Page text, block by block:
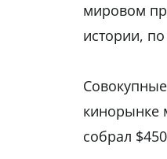
мировом
истории,
кинорынке
собрал